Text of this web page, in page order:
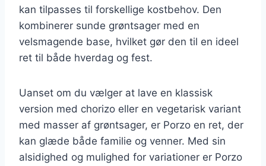
kan tilpasses til forskellige kostbehov. Den
kombinerer sunde grøntsager med en
velsmagende base, hvilket gør den til en ideel
ret til både hverdag og fest.
Uanset om du vælger at lave en klassisk
version med chorizo eller en vegetarisk variant
med masser af grøntsager, er Porzo en ret, der
kan glæde både familie og venner. Med sin
alsidighed og mulighed for variationer er Porzo